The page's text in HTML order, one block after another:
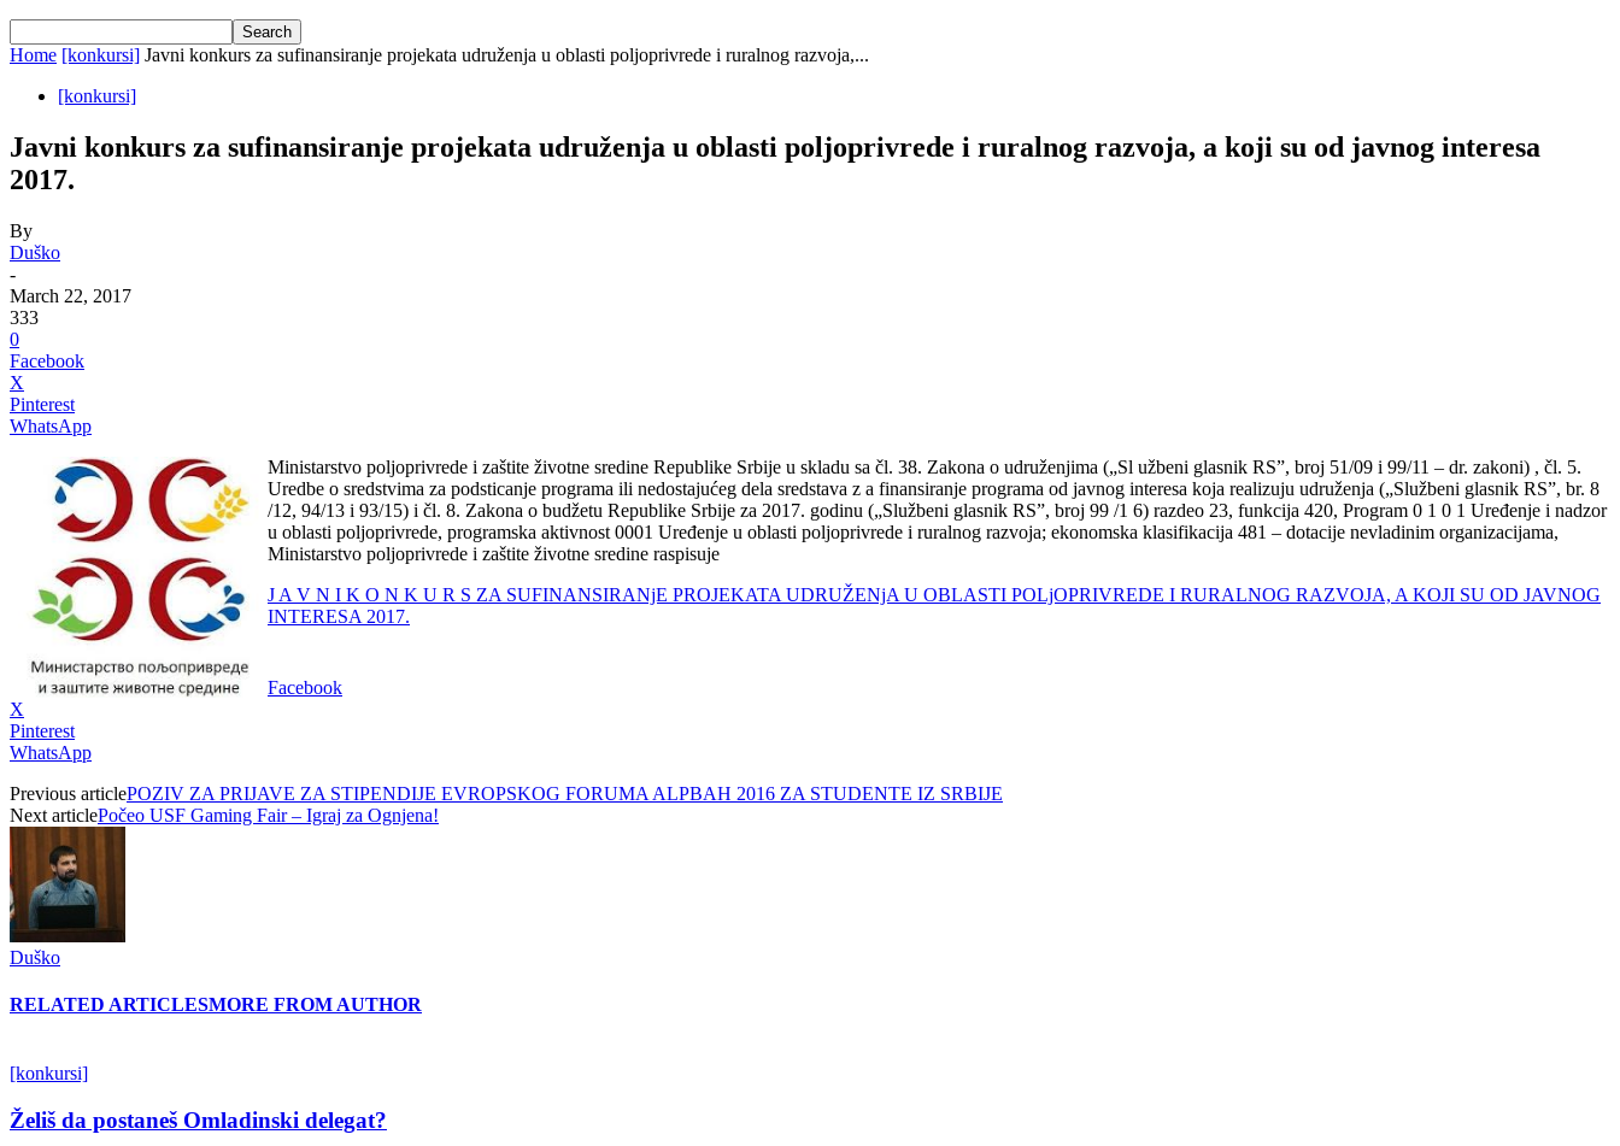
Home [konkursi] Јavni konkurs za sufinansiranje projekata udruženja u oblasti poljoprivrede i ruralnog razvoja,...
[konkursi]
Јavni konkurs za sufinansiranje projekata udruženja u oblasti poljoprivrede i ruralnog razvoja, a koji su od javnog interesa
2017.
By
Duško
-
March 22, 2017
333
0
Facebook
X
Pinterest
WhatsApp
Ministarstvo poljoprivrede i zaštite životne sredine Republike Srbije u skladu sa čl. 38. Zakona o udruženjima („Sl užbeni glasnik RS”, broj 51/09 i 99/11 – dr. zakoni) , čl. 5.
Uredbe o sredstvima za podsticanje programa ili nedostajućeg dela sredstava z a finansiranje programa od javnog interesa koja realizuju udruženja („Službeni glasnik RS”, br. 8
/12, 94/13 i 93/15) i čl. 8. Zakona o budžetu Republike Srbije za 2017. godinu („Službeni glasnik RS”, broj 99 /1 6) razdeo 23, funkcija 420, Program 0 1 0 1 Uređenje i nadzor
u oblasti poljoprivrede, programska aktivnost 0001 Uređenje u oblasti poljoprivrede i ruralnog razvoja; ekonomska klasifikacija 481 – dotacije nevladinim organizacijama,
Ministarstvo poljoprivrede i zaštite životne sredine raspisuje
J A V N I K O N K U R S ZA SUFINANSIRANjE PROJEKATA UDRUŽENjA U OBLASTI POLjOPRIVREDE I RURALNOG RAZVOJA, A KOJI SU OD JAVNOG
INTERESA 2017.
Facebook
X
Pinterest
WhatsApp
Previous articlePOZIV ZA PRIJAVE ZA STIPENDIJE EVROPSKOG FORUMA ALPBAH 2016 ZA STUDENTE IZ SRBIJE
Next articlePočeo USF Gaming Fair – Igraj za Ognjena!
Duško
RELATED ARTICLESMORE FROM AUTHOR
[konkursi]
Želiš da postaneš Omladinski delegat?